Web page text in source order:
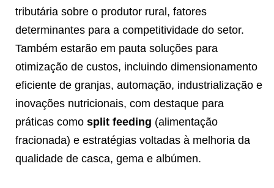
tributária sobre o produtor rural, fatores
determinantes para a competitividade do setor.
Também estarão em pauta soluções para
otimização de custos, incluindo dimensionamento
eficiente de granjas, automação, industrialização e
inovações nutricionais, com destaque para
práticas como split feeding (alimentação
fracionada) e estratégias voltadas à melhoria da
qualidade de casca, gema e albúmen.